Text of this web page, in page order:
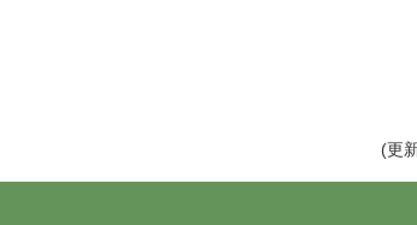
(更